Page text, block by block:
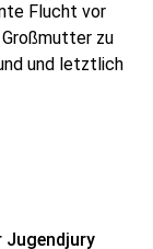
Flucht vor
zu
und letztlich
Jugendjury